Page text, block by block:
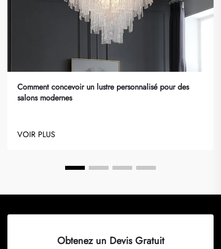
Comment concevoir un lustre personnalisé pour des
salons modernes
VOIR PLUS
Obtenez un Devis Gratuit